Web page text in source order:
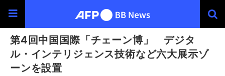
第4回中国国際「チェーン博」 デジタ
ル・インテリジェンス技術など六大展示ゾ
ーンを設置